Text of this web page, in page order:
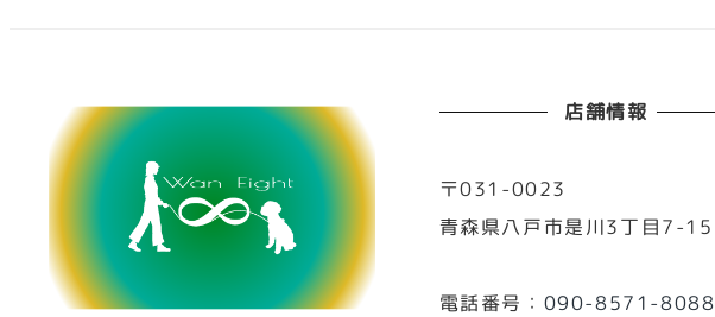
店舗情報
〒031-0023
青森県八戸市是川3丁目7-15
電話番号： 090-8571-8088